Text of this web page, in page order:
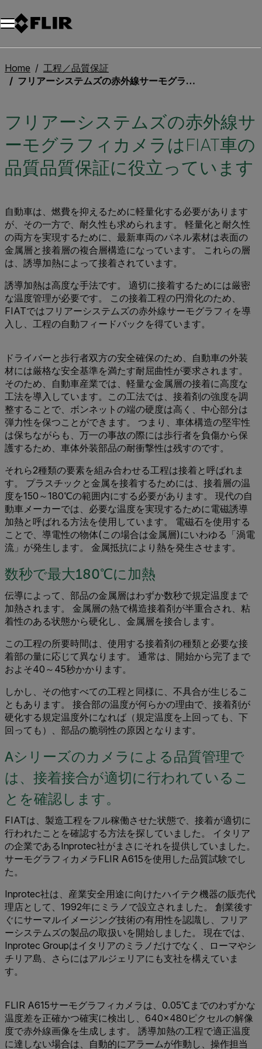
Home
工程／品質保証
フリアーシステムズの赤外線サーモグラフィカメラはFIAT車の品質品質保証に役立っています
フリアーシステムズの赤外線サ
ーモグラフィカメラはFIAT車の
品質品質保証に役立っています
自動車は、燃費を抑えるために軽量化する必要があります
が、その一方で、耐久性も求められます。 軽量化と耐久性
の両方を実現するために、最新車両のパネル素材は表面の
金属層と接着層の複合層構造になっています。 これらの層
は、誘導加熱によって接着されています。
誘導加熱は高度な手法です。 適切に接着するためには厳密
な温度管理が必要です。 この接着工程の円滑化のため、
FIATではフリアーシステムズの赤外線サーモグラフィを導
入し、工程の自動フィードバックを得ています。
ドライバーと歩行者双方の安全確保のため、自動車の外装
材には厳格な安全基準を満たす耐屈曲性が要求されます。
そのため、自動車産業では、軽量な金属層の接着に高度な
工法を導入しています。この工法では、接着剤の強度を調
整することで、ボンネットの端の硬度は高く、中心部分は
弾力性を保つことができます。 つまり、車体構造の堅牢性
は保ちながらも、万一の事故の際には歩行者を負傷から保
護するため、車体外装部品の耐衝撃性は残すのです。
それら2種類の要素を組み合わせる工程は接着と呼ばれま
す。 プラスチックと金属を接着するためには、接着層の温
度を150～180℃の範囲内にする必要があります。 現代の自
動車メーカーでは、必要な温度を実現するために電磁誘導
加熱と呼ばれる方法を使用しています。 電磁石を使用する
ことで、導電性の物体(この場合は金属層)にいわゆる「渦電
流」が発生します。 金属抵抗により熱を発生させます。
数秒で最大180℃に加熱
伝導によって、部品の金属層はわずか数秒で規定温度まで
加熱されます。 金属層の熱で構造接着剤が半重合され、粘
着性のある状態から硬化し、金属層を接合します。
この工程の所要時間は、使用する接着剤の種類と必要な接
着部の量に応じて異なります。 通常は、開始から完了まで
およそ40～45秒かかります。
しかし、その他すべての工程と同様に、不具合が生じるこ
ともあります。 接合部の温度が何らかの理由で、接着剤が
硬化する規定温度外になれば（規定温度を上回っても、下
回っても）、部品の脆弱性の原因となります。
Aシリーズのカメラによる品質管理で
は、接着接合が適切に行われているこ
とを確認します。
FIATは、製造工程をフル稼働させた状態で、接着が適切に
行われたことを確認する方法を探していました。 イタリア
の企業であるInprotec社がまさにそれを提供していました。
サーモグラフィカメラFLIR A615を使用した品質試験でし
た。
Inprotec社は、産業安全用途に向けたハイテク機器の販売代
理店として、1992年にミラノで設立されました。 創業後す
ぐにサーマルイメージング技術の有用性を認識し、フリア
ーシステムズの製品の取扱いを開始しました。 現在では、
Inprotec Groupはイタリアのミラノだけでなく、ローマやシ
チリア島、さらにはアルジェリアにも支社を構えていま
す。
FLIR A615サーモグラフィカメラは、0.05℃までのわずかな
温度差を正確かつ確実に検出し、640×480ピクセルの解像
度で赤外線画像を生成します。 誘導加熱の工程で適正温度
に達しない場合は、自動的にアラームが作動し、操作担当